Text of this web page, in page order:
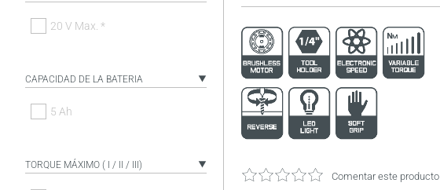
20 V Max. *
CAPACIDAD DE LA BATERIA
5 Ah
TORQUE MÁXIMO ( I / II / III)
Comentar este producto